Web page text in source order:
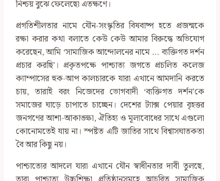
নিশ্চয় বুঝে ফেলেছো এতক্ষণে।
প্রগতিশীলতার নামে যৌন-সংস্কৃতির বিষবাষ্প হতে প্রজন্মকে
রক্ষা করার কথা বলাতে কেউ কেউ আমার বিরুদ্ধে অভিযোগ
করেছেন, আমি ‘সামাজিক আন্দোলনের নামে … ব্যক্তিগত দর্শন
প্রচার করছি’। প্রকৃতপক্ষে পাশ্চাত্য জগতে প্রচলিত কলেজ
ক্যাম্পাসের হুক-আপ কালচারকে যারা এখানে আমদানি করতে
চায়, তারাই বরং নিজেদের ভোগবাদী ‘ব্যক্তিগত দর্শন’কে
সমাজের ঘাড়ে চাপাতে চাচ্ছেন। দেশের ট্যাক্স পেয়ার বৃহত্তর
জনগণের আশা-আকাঙ্ক্ষা, ঐতিহ্য ও মূল্যবোধের সাথে এগুলো
কোনোমতেই যায় না। স্পষ্টত এটি জাতির সাথে বিশ্বাসঘাতকতা
বৈ আর কিছু নয়।
পাশ্চাত্যের আদলে যারা এখানে যৌন স্বাধীনতার দাবী তুলছে,